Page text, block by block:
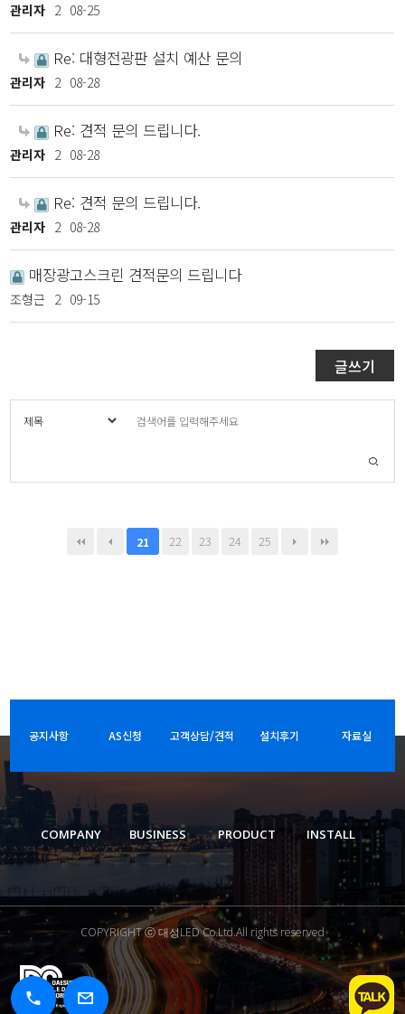
관리자 2 08-25
Re: 대형전광판 설치 예산 문의
관리자 2 08-28
Re: 견적 문의 드립니다.
관리자 2 08-28
Re: 견적 문의 드립니다.
관리자 2 08-28
매장광고스크린 견적문의 드립니다
조형근 2 09-15
글쓰기
21 22 23 24 25
공지사항 AS신청 고객상담/견적 설치후기 자료실
COMPANY BUSINESS PRODUCT INSTALL
COPYRIGHT ⓒ 대성LED Co.Ltd.All rights reserved